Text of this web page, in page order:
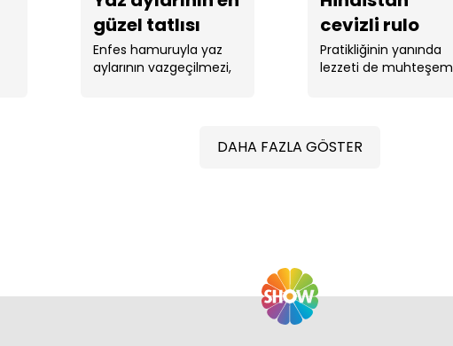
güzel tatlısı
çilekli galette
tarifi!
Enfes hamuruyla yaz
aylarının vazgeçilmezi,
cevizli rulo
pasta tarifi ve
püf noktaları!
Pratikliğinin yanında
lezzeti de muhteşem
DAHA FAZLA GÖSTER